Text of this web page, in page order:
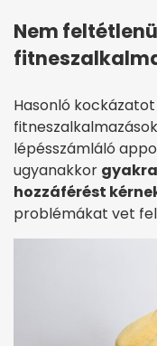
Nem
Hasonló
lépésszámláló
ugyanakkor
hozzáférést
problémákat vet